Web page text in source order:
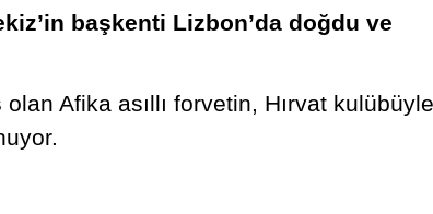
başkenti Lizbon’da doğdu ve
olan Afika asıllı forvetin, Hırvat